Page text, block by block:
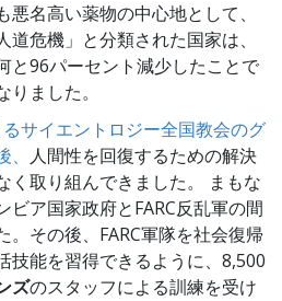
名高い薬物の中心地として、
危機」と分類された国家は、
と96パーセント減少したことで
りました。
サイエントロジー全国教会のグ
人間性を回復するための解決
く取り組んできました。 まもな
ビア国家政府とFARC反乱軍の間
。その後、FARC軍隊を社会復帰
技能を習得できるように、8,500
ズのスタッフによる訓練を受け